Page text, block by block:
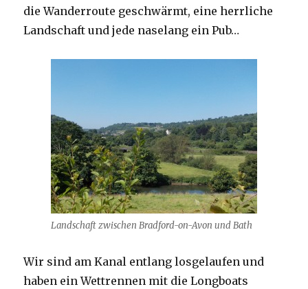
die Wanderroute geschwärmt, eine herrliche
Landschaft und jede naselang ein Pub…
Landschaft zwischen Bradford-on-Avon und Bath
Wir sind am Kanal entlang losgelaufen und
haben ein Wettrennen mit die Longboats